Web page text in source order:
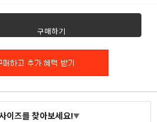
구매하기
이즈를 찾아보세요!▼